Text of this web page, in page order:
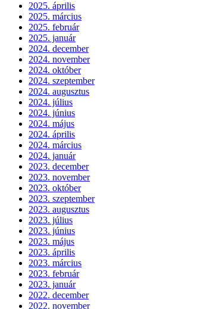
2025. április
2025. március
2025. február
2025. január
2024. december
2024. november
2024. október
2024. szeptember
2024. augusztus
2024. július
2024. június
2024. május
2024. április
2024. március
2024. január
2023. december
2023. november
2023. október
2023. szeptember
2023. augusztus
2023. július
2023. június
2023. május
2023. április
2023. március
2023. február
2023. január
2022. december
2022. november